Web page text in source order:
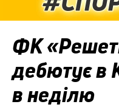
ФК
дебютує в
в неділю